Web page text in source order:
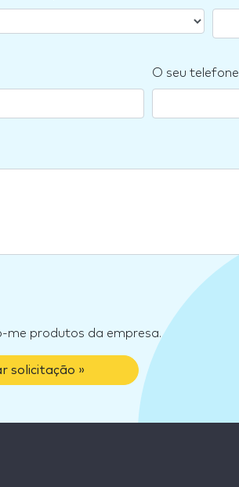
O seu telefone
me produtos da empresa.
solicitação »